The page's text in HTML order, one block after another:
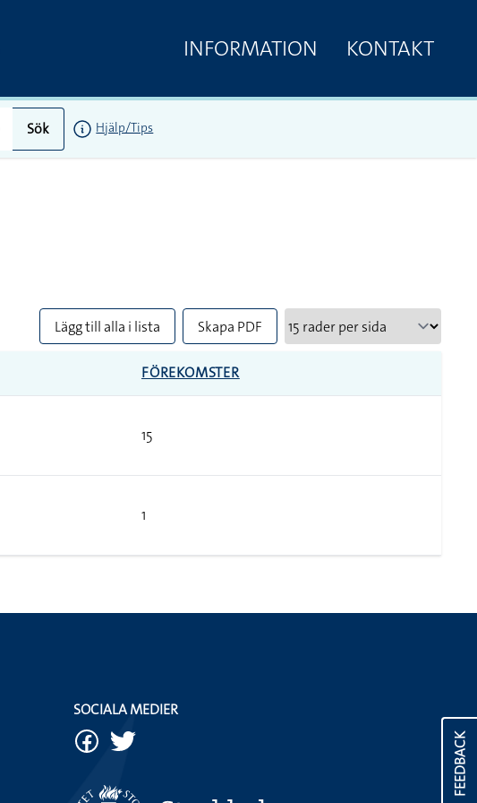
INFORMATION KONTAKT
Sök Hjälp/Tips
Lägg till alla i lista Skapa PDF
FÖREKOMSTER
15
1
FEEDBACK
SOCIALA MEDIER